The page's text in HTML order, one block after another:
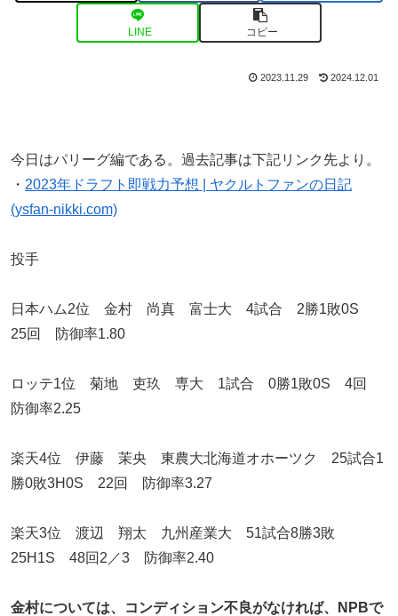
LINE コピー
2023.11.29 2024.12.01
今日はパリーグ編である。過去記事は下記リンク先より。
・ 2023年ドラフト即戦力予想 | ヤクルトファンの日記
(ysfan-nikki.com)
投手
日本ハム2位 金村 尚真 富士大 4試合 2勝1敗0S
25回 防御率1.80
ロッテ1位 菊地 吏玖 専大 1試合 0勝1敗0S 4回
防御率2.25
楽天4位 伊藤 茉央 東農大北海道オホーツク 25試合1
勝0敗3H0S 22回 防御率3.27
楽天3位 渡辺 翔太 九州産業大 51試合8勝3敗
25H1S 48回2／3 防御率2.40
金村については、コンディション不良がなければ、NPBで